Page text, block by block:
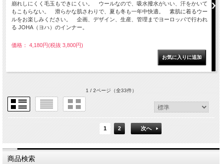
崩れしにくく毛玉もできにくい。 ウールなので、吸水撥水がいい、汗をかいて
もこもらない。 滑らかな肌さわりで、夏も冬も一年中快適。 素肌に着るウー
ルをお楽しみください。 企画、デザイン、生産、管理までヨーロッパで行われ
る JOHA（ヨハ）のインナー。
価格： 4,180円(税抜 3,800円)
1 / 2ページ（全33件）
1 2 次へ
商品検索